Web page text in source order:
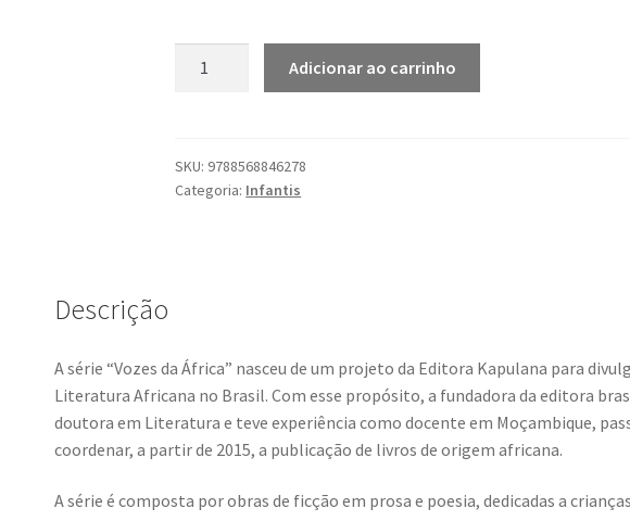
Adicionar ao carrinho
SKU: 9788568846278
Categoria: Infantis
Descrição
A série “Vozes da África” nasceu de um projeto da Editora Kapulana para
Literatura Africana no Brasil. Com esse propósito, a fundadora da editora
doutora em Literatura e teve experiência como docente em Moçambique,
coordenar, a partir de 2015, a publicação de livros de origem africana.
A série é composta por obras de ficção em prosa e poesia, dedicadas a